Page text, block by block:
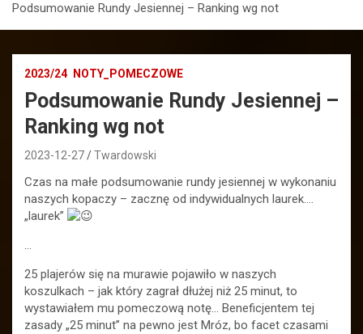
Podsumowanie Rundy Jesiennej – Ranking wg not
2023/24 NOTY_POMECZOWE
Podsumowanie Rundy Jesiennej –
Ranking wg not
2023-12-27 Twardowski
Czas na małe podsumowanie rundy jesiennej w wykonaniu
naszych kopaczy – zacznę od indywidualnych laurek….
„laurek”
…
25 plajerów się na murawie pojawiło w naszych
koszulkach – jak który zagrał dłużej niż 25 minut, to
wystawiałem mu pomeczową notę… Beneficjentem tej
zasady „25 minut” na pewno jest Mróz, bo facet czasami